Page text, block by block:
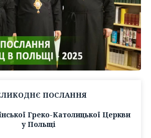
ПОСЛАННЯ
Греко-Католицької Церкви
у Польщі